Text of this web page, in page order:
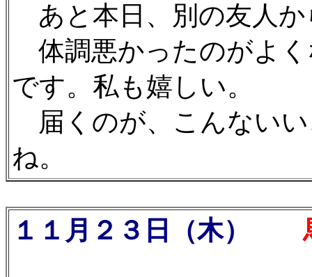
あと本日、別の友人
体調悪かったのがよ
です。私も嬉しい。
届くのが、こんない
ね。
１１月２３日（木） 馬